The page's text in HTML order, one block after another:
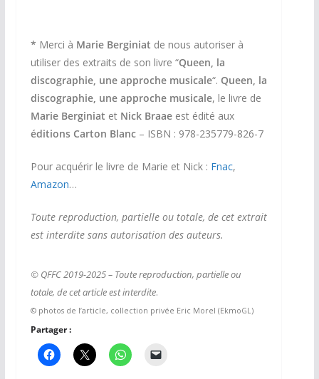
* Merci à Marie Berginiat de nous autoriser à
utiliser des extraits de son livre “Queen, la
discographie, une approche musicale“. Queen, la
discographie, une approche musicale, le livre de
Marie Berginiat et Nick Braaeest édité aux
éditions Carton Blanc– ISBN : 978-235779-826-7
Pour acquérir le livre de Marie et Nick : Fnac,
Amazon…
Toute reproduction, partielle ou totale, de cet extrait
est interdite sans autorisation des auteurs.
© QFFC 2019-2025 – Toute reproduction, partielle ou
totale, de cet article est interdite.
© photos de l’article, collection privée Eric Morel (EkmoGL)
Partager :